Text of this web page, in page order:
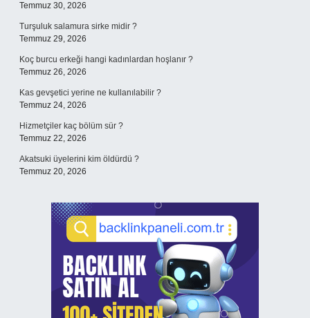
Temmuz 30, 2026
Turşuluk salamura sirke midir ?
Temmuz 29, 2026
Koç burcu erkeği hangi kadınlardan hoşlanır ?
Temmuz 26, 2026
Kas gevşetici yerine ne kullanılabilir ?
Temmuz 24, 2026
Hizmetçiler kaç bölüm sür ?
Temmuz 22, 2026
Akatsuki üyelerini kim öldürdü ?
Temmuz 20, 2026